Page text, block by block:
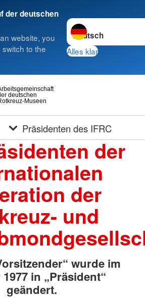
der deutschen
website, you
to the
Sprache wechseln zu
Alles klar
Museen
deutschen
Präsidenten des IFRC
der
der
und
wurde im
in „Präsident“
geändert.